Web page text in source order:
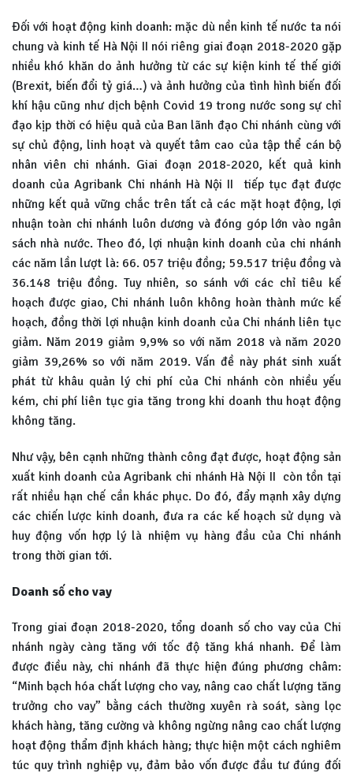
Đối với hoạt động kinh doanh: mặc dù nền kinh tế nước ta nói
chung và kinh tế Hà Nội II nói riêng giai đoạn 2018-2020 gặp
nhiều khó khăn do ảnh hưởng từ các sự kiện kinh tế thế giới
(Brexit, biến đổi tỷ giá…) và ảnh hưởng của tình hình biến đối
khí hậu cũng như dịch bệnh Covid 19 trong nước song sự chỉ
đạo kịp thời có hiệu quả của Ban lãnh đạo Chi nhánh cùng với
sự chủ động, linh hoạt và quyết tâm cao của tập thể cán bộ
nhân viên chi nhánh. Giai đoạn 2018-2020, kết quả kinh
doanh của Agribank Chi nhánh Hà Nội II tiếp tục đạt được
những kết quả vững chắc trên tất cả các mặt hoạt động, lợi
nhuận toàn chi nhánh luôn dương và đóng góp lớn vào ngân
sách nhà nước. Theo đó, lợi nhuận kinh doanh của chi nhánh
các năm lần lượt là: 66. 057 triệu đồng; 59.517 triệu đồng và
36.148 triệu đồng. Tuy nhiên, so sánh với các chỉ tiêu kế
hoạch được giao, Chi nhánh luôn không hoàn thành mức kế
hoạch, đồng thời lợi nhuận kinh doanh của Chi nhánh liên tục
giảm. Năm 2019 giảm 9,9% so với năm 2018 và năm 2020
giảm 39,26% so với năm 2019. Vấn đề này phát sinh xuất
phát từ khâu quản lý chi phí của Chi nhánh còn nhiều yếu
kém, chi phí liên tục gia tăng trong khi doanh thu hoạt động
không tăng.
Như vậy, bên cạnh những thành công đạt được, hoạt động sản
xuất kinh doanh của Agribank chi nhánh Hà Nội II còn tồn tại
rất nhiều hạn chế cần khác phục. Do đó, đẩy mạnh xây dựng
các chiến lược kinh doanh, đưa ra các kế hoạch sử dụng và
huy động vốn hợp lý là nhiệm vụ hàng đầu của Chi nhánh
trong thời gian tới.
Doanh số cho vay
Trong giai đoạn 2018-2020, tổng doanh số cho vay của Chi
nhánh ngày càng tăng với tốc độ tăng khá nhanh. Để làm
được điều này, chi nhánh đã thực hiện đúng phương châm:
“Minh bạch hóa chất lượng cho vay, nâng cao chất lượng tăng
trưởng cho vay” bằng cách thường xuyên rà soát, sàng lọc
khách hàng, tăng cường và không ngừng nâng cao chất lượng
hoạt động thẩm định khách hàng; thực hiện một cách nghiêm
túc quy trình nghiệp vụ, đảm bảo vốn được đầu tư đúng đối